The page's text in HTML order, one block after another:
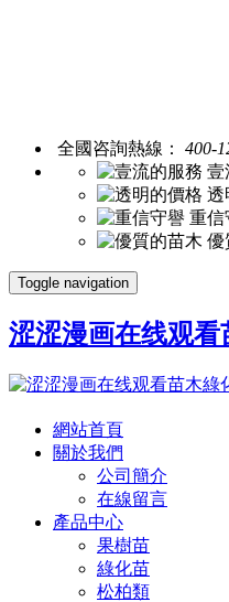
全國咨詢熱線： 400-
壹
透
重信
優
Toggle navigation
涩涩漫画在线观看
網站首頁
關於我們
公司簡介
在線留言
產品中心
果樹苗
綠化苗
松柏類